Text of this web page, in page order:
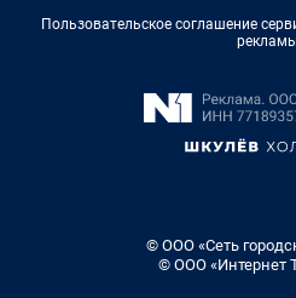
Пользовательское соглашение
© ООО «Сеть
© ООО «Интернет